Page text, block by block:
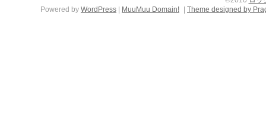
Powered by WordPress | MuuMuu Domain! | Theme designed by